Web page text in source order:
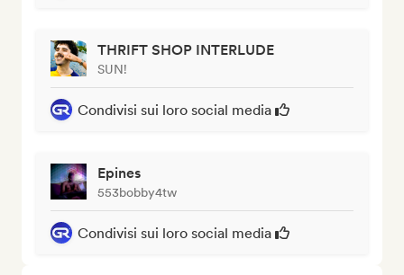
THRIFT SHOP INTERLUDE
SUN!
Condivisi sui loro social media
Epines
553bobby4tw
Condivisi sui loro social media